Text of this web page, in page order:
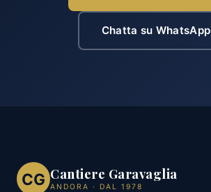
Chatta su WhatsApp
CG Cantiere Garavaglia
ANDORA · DAL 1978